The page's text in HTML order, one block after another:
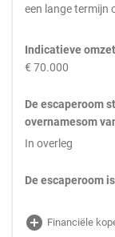
een lange termijn
Indicatieve omzet
€ 70.000
De escaperoom
overnamesom
In overleg
De escaperoom
add_circle Financiële